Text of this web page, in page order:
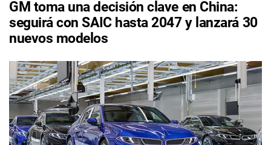
GM toma una decisión clave en China:
seguirá con SAIC hasta 2047 y lanzará 30
nuevos modelos